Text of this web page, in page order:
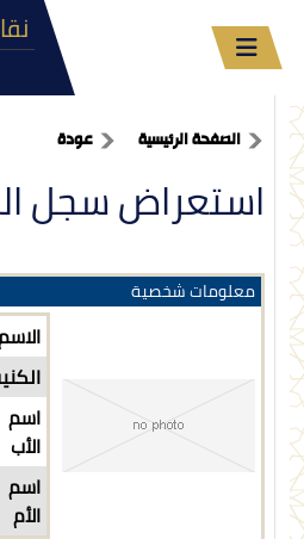
الصفحة الرئيسية عودة
استعراض سجل
معلومات شخصية
اسم
الأب
اسم
الأم